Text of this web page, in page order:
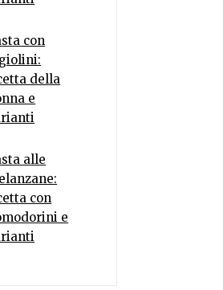
con
della
e
alle
con
e